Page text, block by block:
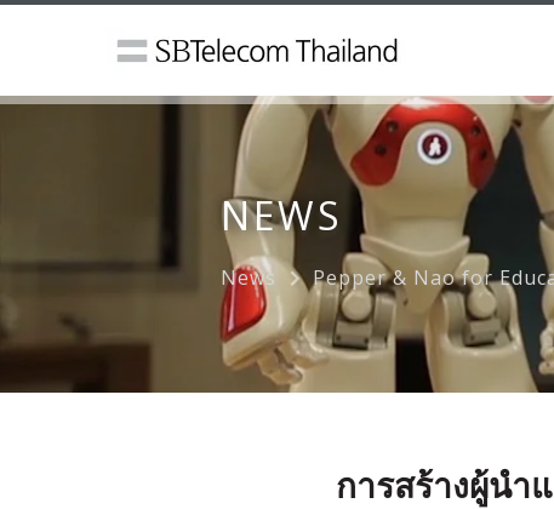
NEWS
News Pepper & Nao for
การสร้างผู้น